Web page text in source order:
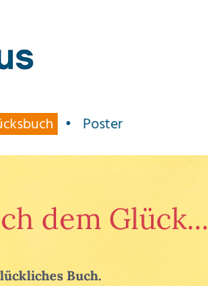
• Poster
dem Glück...
Buch.